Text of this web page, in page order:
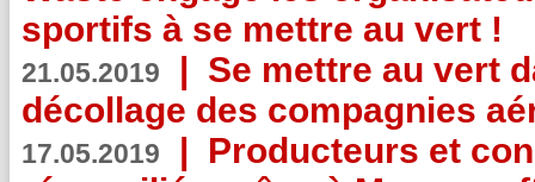
sportifs à se mettre au vert !
21.05.2019 | Se mettre au vert
décollage des compagnies
17.05.2019 | Producteurs et